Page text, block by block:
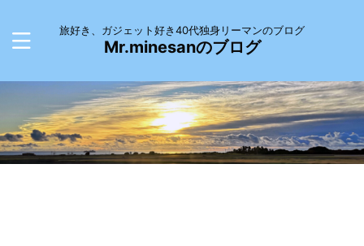
旅好き、ガジェット好き40代独身リーマンのブログ
Mr.minesanのブログ